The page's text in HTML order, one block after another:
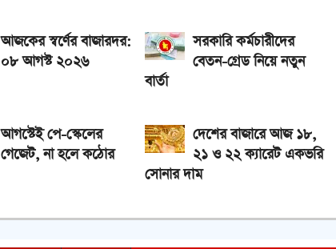
আজকের স্বর্ণের বাজারদর:
০৮ আগস্ট ২০২৬
সরকারি কর্মচারীদের
বেতন-গ্রেড নিয়ে নতুন
বার্তা
আগস্টেই পে-স্কেলের
গেজেট, না হলে কঠোর
দেশের বাজারে আজ ১৮,
২১ ও ২২ ক্যারেট একভরি
সোনার দাম